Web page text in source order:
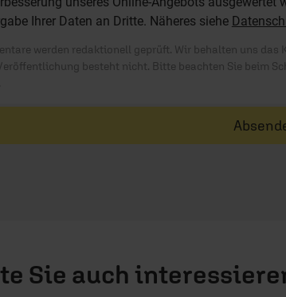
Ihrer Daten an Dritte. Näheres siehe
werden redaktionell geprüft. Wir behalten uns das
besteht nicht. Bitte beachten Sie beim
Sie auch